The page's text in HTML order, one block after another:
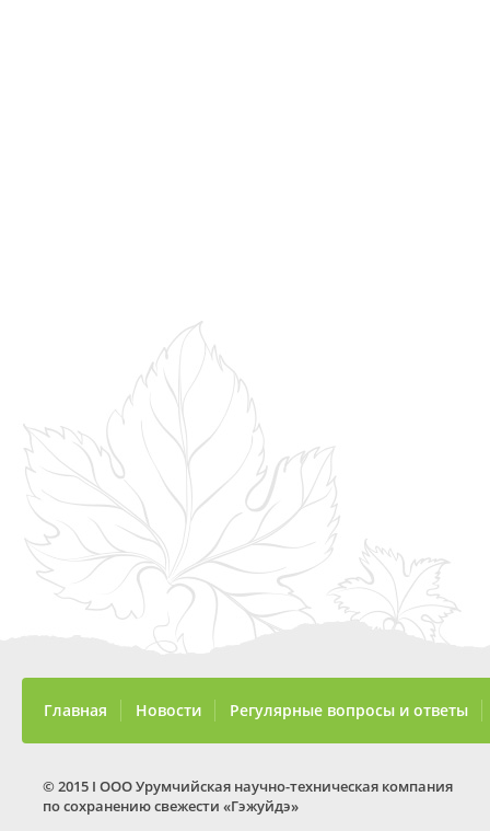
Главная Новости Регулярные вопросы и ответы
© 2015 I ООО Урумчийская научно-техническая компания
по сохранению свежести «Гэжуйдэ»